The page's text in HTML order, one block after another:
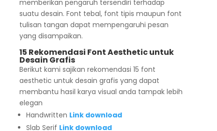
memberikan pengaruh tersendiri terhadap
suatu desain. Font tebal, font tipis maupun font
tulisan tangan dapat mempengaruhi pesan
yang disampaikan.
15 Rekomendasi Font Aesthetic untuk
Desain Grafis
Berikut kami sajikan rekomendasi 15 font
aesthetic untuk desain grafis yang dapat
membantu hasil karya visual anda tampak lebih
elegan
Handwritten Link download
Slab Serif Link download